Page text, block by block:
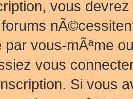
vous
par vous-mÃªme
vous
Si vous